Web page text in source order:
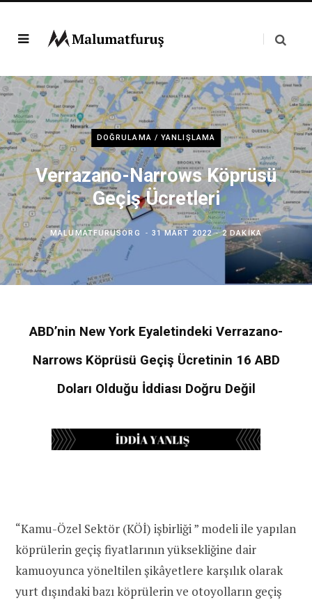
DOĞRULAMA / YANLIŞLAMA
Verrazano-Narrows Köprüsü
Geçiş Ücretleri
MALUMATFURUSORG 31 MART 2022 2 DAKIKA
ABD’nin New York Eyaletindeki Verrazano-
Narrows Köprüsü Geçiş Ücretinin 16 ABD
Doları Olduğu İddiası Doğru Değil
“Kamu-Özel Sektör (KÖİ) işbirliği ” modeli ile yapılan
köprülerin geçiş fiyatlarının yüksekliğine dair
kamuoyunca yöneltilen şikâyetlere karşılık olarak
yurt dışındaki bazı köprülerin ve otoyolların geçiş